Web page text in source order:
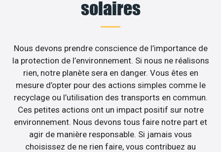
solaires
Nous devons prendre conscience de l’importance de
la protection de l’environnement. Si nous ne réalisons
rien, notre planète sera en danger. Vous êtes en
mesure d’opter pour des actions simples comme le
recyclage ou l’utilisation des transports en commun.
Ces petites actions ont un impact positif sur notre
environnement. Nous devons tous faire notre part et
agir de manière responsable. Si jamais vous
choisissez de ne rien faire, vous contribuez au